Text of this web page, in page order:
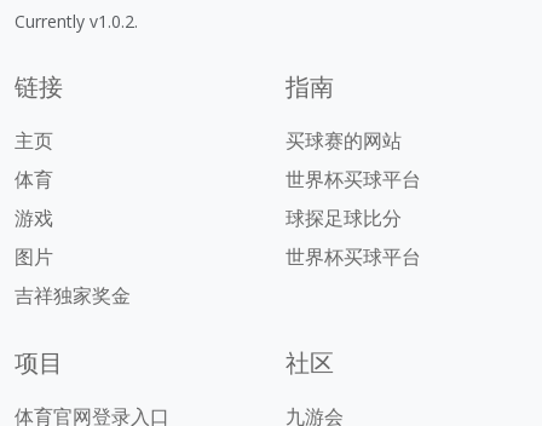
Currently v1.0.2.
链接
主页
体育
游戏
图片
吉祥独家奖金
指南
买球赛的网站
世界杯买球平台
球探足球比分
世界杯买球平台
项目
体育官网登录入口
社区
九游会